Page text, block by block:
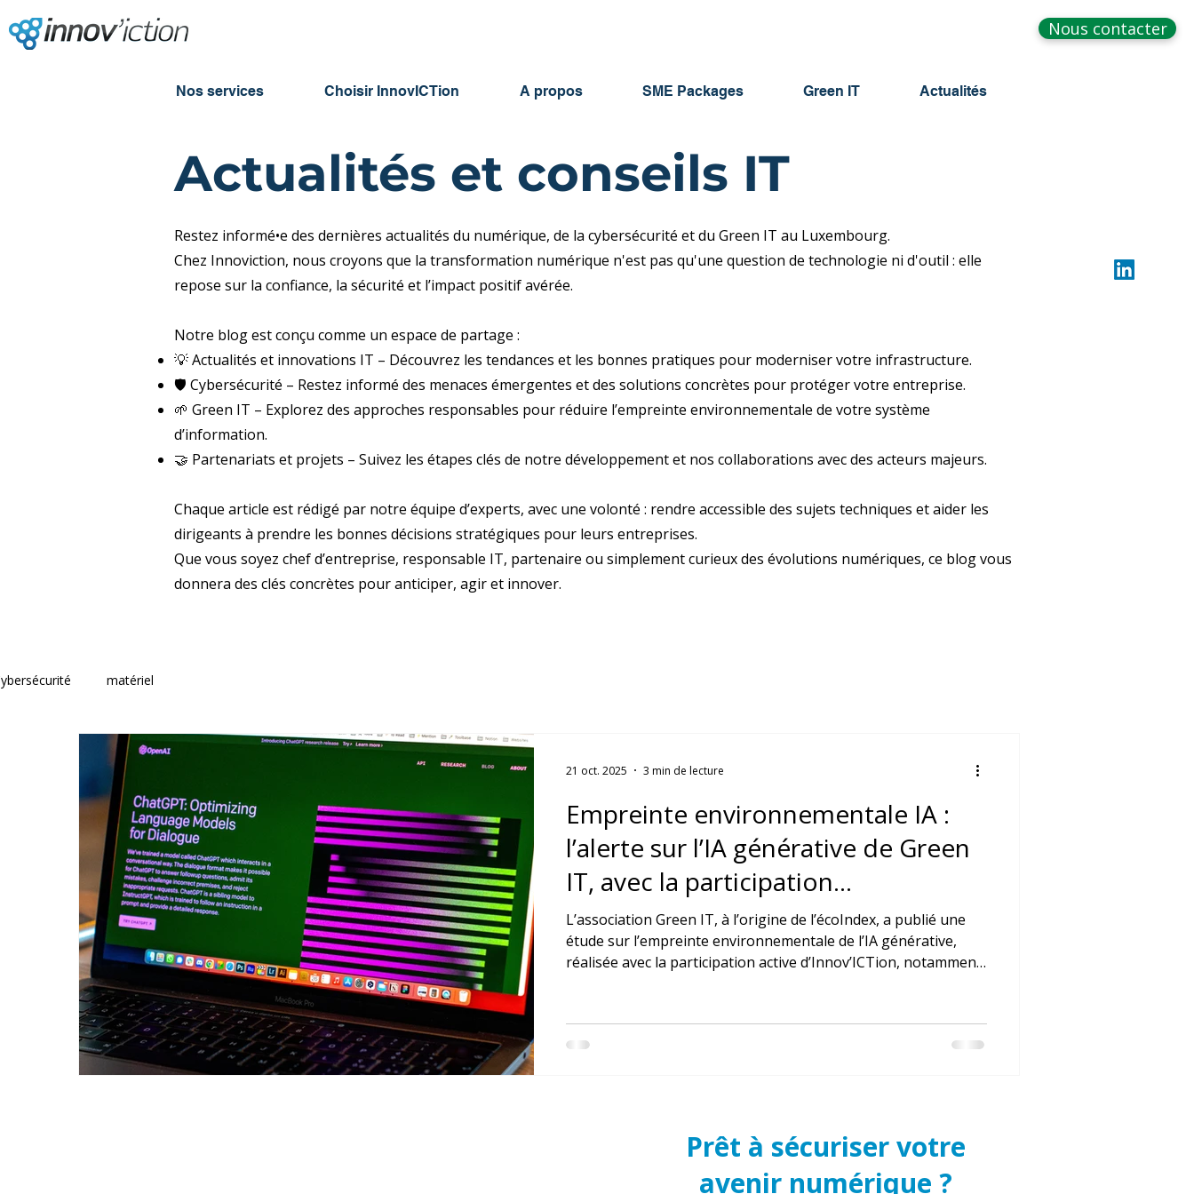
Nous contacter
Nos services Choisir InnovICTion A propos SME Packages Green IT Actualités
Actualités et conseils IT
Restez informé•e des dernières actualités du numérique, de la cybersécurité et du Green IT au Luxembourg.
Chez Innoviction, nous croyons que la transformation numérique n'est pas qu'une question de technologie ni d'outil : elle
repose sur la confiance, la sécurité et l’impact positif avérée.
Notre blog est conçu comme un espace de partage :
💡 Actualités et innovations IT – Découvrez les tendances et les bonnes pratiques pour moderniser votre infrastructure.
🛡 Cybersécurité – Restez informé des menaces émergentes et des solutions concrètes pour protéger votre entreprise.
🌱 Green IT – Explorez des approches responsables pour réduire l’empreinte environnementale de votre système
d’information.
🤝 Partenariats et projets – Suivez les étapes clés de notre développement et nos collaborations avec des acteurs majeurs.
Chaque article est rédigé par notre équipe d’experts, avec une volonté : rendre accessible des sujets techniques et aider les
dirigeants à prendre les bonnes décisions stratégiques pour leurs entreprises.
Que vous soyez chef d’entreprise, responsable IT, partenaire ou simplement curieux des évolutions numériques, ce blog vous
donnera des clés concrètes pour anticiper, agir et innover.
matériel
Empreinte environnementale IA :
l’alerte sur l’IA générative de Green
IT, avec la participation
d’Innov’ICTion
L’association Green IT, à l’origine de l’écoIndex, a publié une
étude sur l’empreinte environnementale de l’IA générative,
réalisée avec la participation active d’Innov’ICTion, notamment
climatiques européens.
21 oct. 2025 3 min de lecture
Prêt à sécuriser votre
avenir numérique ?